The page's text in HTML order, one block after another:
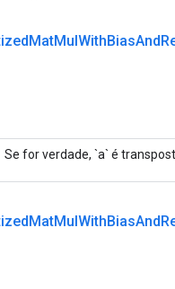
MatMulWithBiasAnd
Se for verdade, `a` é
MatMulWithBiasAnd